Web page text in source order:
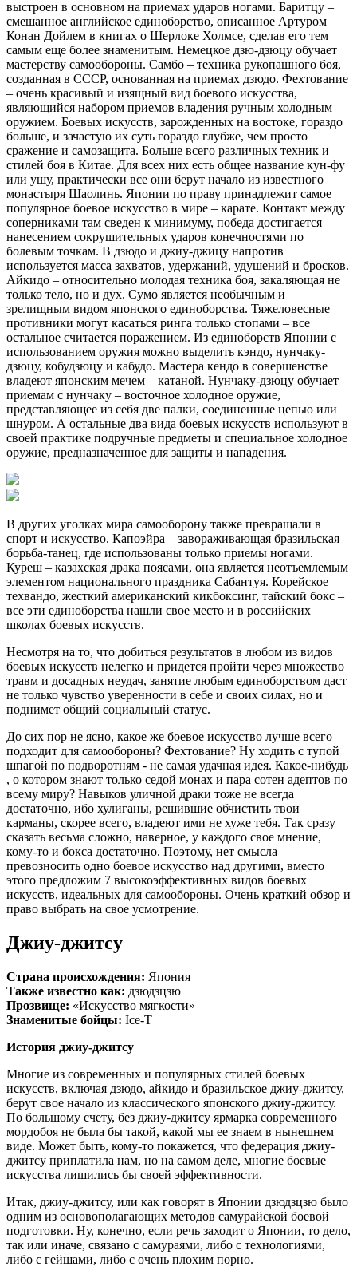
выстроен в основном на приемах ударов ногами. Баритцу –
смешанное английское единоборство, описанное Артуром
Конан Дойлем в книгах о Шерлоке Холмсе, сделав его тем
самым еще более знаменитым. Немецкое дзю-дзюцу обучает
мастерству самообороны. Самбо – техника рукопашного боя,
созданная в СССР, основанная на приемах дзюдо. Фехтование
– очень красивый и изящный вид боевого искусства,
являющийся набором приемов владения ручным холодным
оружием. Боевых искусств, зарожденных на востоке, гораздо
больше, и зачастую их суть гораздо глубже, чем просто
сражение и самозащита. Больше всего различных техник и
стилей боя в Китае. Для всех них есть общее название кун-фу
или ушу, практически все они берут начало из известного
монастыря Шаолинь. Японии по праву принадлежит самое
популярное боевое искусство в мире – карате. Контакт между
соперниками там сведен к минимуму, победа достигается
нанесением сокрушительных ударов конечностями по
болевым точкам. В дзюдо и джиу-джицу напротив
используется масса захватов, удержаний, удушений и бросков.
Айкидо – относительно молодая техника боя, закаляющая не
только тело, но и дух. Сумо является необычным и
зрелищным видом японского единоборства. Тяжеловесные
противники могут касаться ринга только стопами – все
остальное считается поражением. Из единоборств Японии с
использованием оружия можно выделить кэндо, нунчаку-
дзюцу, кобудзюцу и кабудо. Мастера кендо в совершенстве
владеют японским мечем – катаной. Нунчаку-дзюцу обучает
приемам с нунчаку – восточное холодное оружие,
представляющее из себя две палки, соединенные цепью или
шнуром. А остальные два вида боевых искусств используют в
своей практике подручные предметы и специальное холодное
оружие, предназначенное для защиты и нападения.
В других уголках мира самооборону также превращали в
спорт и искусство. Капоэйра – завораживающая бразильская
борьба-танец, где использованы только приемы ногами.
Куреш – казахская драка поясами, она является неотъемлемым
элементом национального праздника Сабантуя. Корейское
техвандо, жесткий американский кикбоксинг, тайский бокс –
все эти единоборства нашли свое место и в российских
школах боевых искусств.
Несмотря на то, что добиться результатов в любом из видов
боевых искусств нелегко и придется пройти через множество
травм и досадных неудач, занятие любым единоборством даст
не только чувство уверенности в себе и своих силах, но и
поднимет общий социальный статус.
До сих пор не ясно, какое же боевое искусство лучше всего
подходит для самообороны? Фехтование? Ну ходить с тупой
шпагой по подворотням - не самая удачная идея. Какое-нибудь
, о котором знают только седой монах и пара сотен адептов по
всему миру? Навыков уличной драки тоже не всегда
достаточно, ибо хулиганы, решившие обчистить твои
карманы, скорее всего, владеют ими не хуже тебя. Так сразу
сказать весьма сложно, наверное, у каждого свое мнение,
кому-то и бокса достаточно. Поэтому, нет смысла
превозносить одно боевое искусство над другими, вместо
этого предложим 7 высокоэффективных видов боевых
искусств, идеальных для самообороны. Очень краткий обзор и
право выбрать на свое усмотрение.
Джиу-джитсу
Страна происхождения: Япония
Также известно как: дзюдзцзю
Прозвище: «Искусство мягкости»
Знаменитые бойцы: Ice-T
История джиу-джитсу
Многие из современных и популярных стилей боевых
искусств, включая дзюдо, айкидо и бразильское джиу-джитсу,
берут свое начало из классического японского джиу-джитсу.
По большому счету, без джиу-джитсу ярмарка современного
мордобоя не была бы такой, какой мы ее знаем в нынешнем
виде. Может быть, кому-то покажется, что федерация джиу-
джитсу приплатила нам, но на самом деле, многие боевые
искусства лишились бы своей эффективности.
Итак, джиу-джитсу, или как говорят в Японии дзюдзцзю было
одним из основополагающих методов самурайской боевой
подготовки. Ну, конечно, если речь заходит о Японии, то дело,
так или иначе, связано с самураями, либо с технологиями,
либо с гейшами, либо с очень плохим порно.